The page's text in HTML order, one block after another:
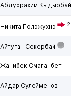
Абдуррахим Кыдырбай
Никита Положухно 2
Айтуган Секербай
Жанибек Смаганбет
Айдар Сулейменов